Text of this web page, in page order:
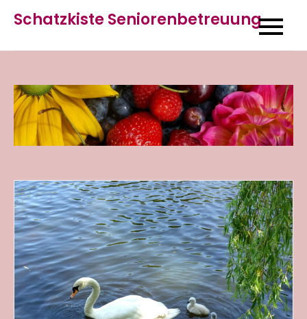
content
Schatzkiste Seniorenbetreuung